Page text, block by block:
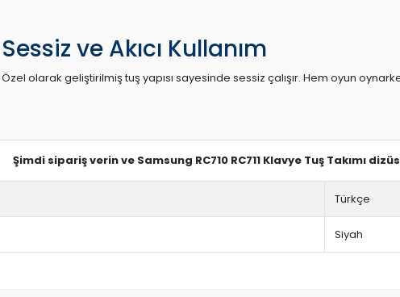
Sessiz ve Akıcı Kullanım
Özel olarak geliştirilmiş tuş yapısı sayesinde sessiz çalışır. Hem oyun
Şimdi sipariş verin ve Samsung RC710 RC711 Klavye Tuş Takımı
Türkçe
Siyah